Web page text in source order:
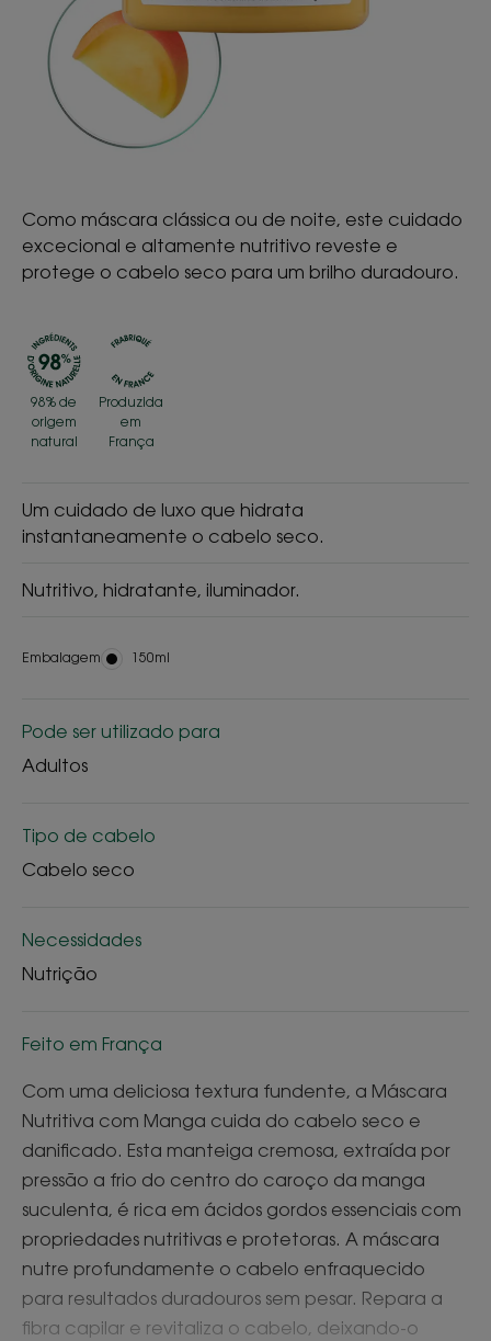
Como máscara clássica ou de noite, este cuidado
excecional e altamente nutritivo reveste e
protege o cabelo seco para um brilho duradouro.
98% de
origem
natural
Produzida
em
França
Um cuidado de luxo que hidrata
instantaneamente o cabelo seco.
Nutritivo, hidratante, iluminador.
Embalagem Embalagem
150ml
Pode ser utilizado para
Adultos
Tipo de cabelo
Cabelo seco
Necessidades
Nutrição
Feito em França
Com uma deliciosa textura fundente, a Máscara
Nutritiva com Manga cuida do cabelo seco e
danificado. Esta manteiga cremosa, extraída por
pressão a frio do centro do caroço da manga
suculenta, é rica em ácidos gordos essenciais com
propriedades nutritivas e protetoras. A máscara
nutre profundamente o cabelo enfraquecido
para resultados duradouros sem pesar. Repara a
fibra capilar e revitaliza o cabelo, deixando-o